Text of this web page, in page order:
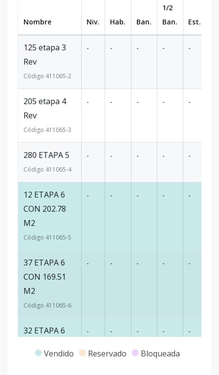
Nombre Niv. Hab. Ban.
1/2
Ban.
Est.
125 etapa 3
Rev
Código 411065-2
- - - - -
205 etapa 4
Rev
Código 411065-3
- - - - -
280 ETAPA 5
Código 411065-4
- - - - -
12 ETAPA 6
CON 202.78
M2
Código 411065-5
- - - - -
37 ETAPA 6
CON 169.51
M2
Código 411065-6
- - - - -
32 ETAPA 6
- - - - -
Vendido Reservado Bloqueada